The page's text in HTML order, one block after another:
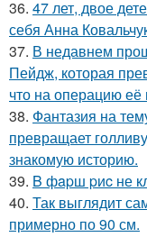
36. 47 лет, двое
себя Анна
37. В недавнем
Пейдж, которая
что на операцию её
38. Фантазия на
превращает
знакомую историю.
39. B фapш pиc не
40. Так выглядит
примерно по 90 см.